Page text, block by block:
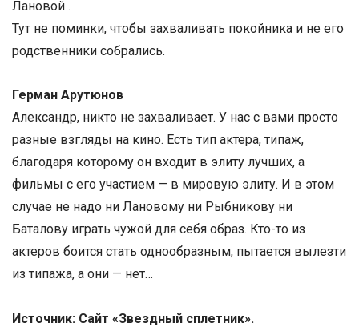
Лановой .
Тут не поминки, чтобы захваливать покойника и не его
родственники собрались.
Герман Арутюнов
Александр, никто не захваливает. У нас с вами просто
разные взгляды на кино. Есть тип актера, типаж,
благодаря которому он входит в элиту лучших, а
фильмы с его участием — в мировую элиту. И в этом
случае не надо ни Лановому ни Рыбникову ни
Баталову играть чужой для себя образ. Кто-то из
актеров боится стать однообразным, пытается вылезти
из типажа, а они — нет…
Источник: Сайт «Звездный сплетник».